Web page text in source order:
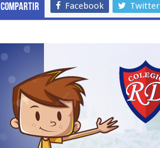
Compartir Facebook Twitter